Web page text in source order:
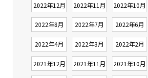
2022年12月 2022年11月 2022年10月
2022年8月 2022年7月 2022年6月
2022年4月 2022年3月 2022年2月
2021年12月 2021年11月 2021年10月